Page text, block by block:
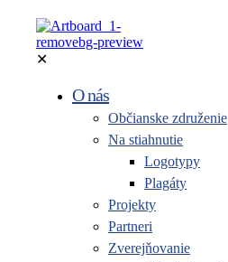
✕
O nás
Občianske združenie
Na stiahnutie
Logotypy
Plagáty
Projekty
Partneri
Zverejňovanie